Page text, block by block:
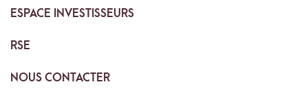
ESPACE INVESTISSEURS
RSE
NOUSCONTACTER